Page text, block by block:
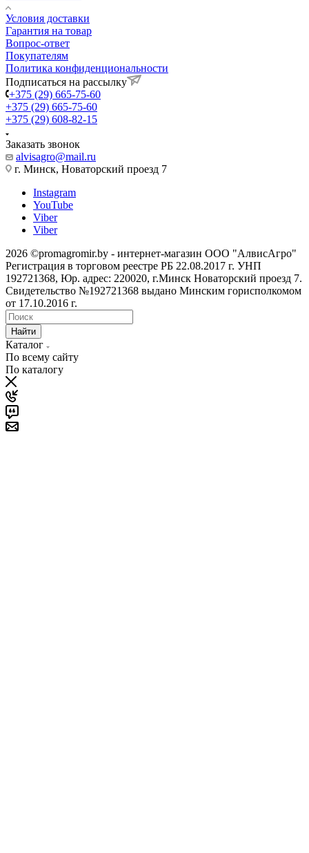
Условия доставки
Гарантия на товар
Вопрос-ответ
Покупателям
Политика конфиденциональности
Подписаться на рассылку
+375 (29) 665-75-60
+375 (29) 665-75-60
+375 (29) 608-82-15
Заказать звонок
alvisagro@mail.ru
г. Минск, Новаторский проезд 7
Instagram
YouTube
Viber
Viber
2026 ©promagromir.by - интернет-магазин ООО "АлвисАгро"
Регистрация в торговом реестре РБ 22.08.2017 г. УНП
192721368, Юр. адрес: 220020, г.Минск Новаторский проезд 7.
Свидетельство №192721368 выдано Минским горисполкомом
от 17.10.2016 г.
Найти
Каталог
По всему сайту
По каталогу